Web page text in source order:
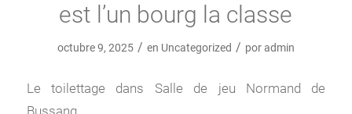
est l’un bourg la classe
octubre 9, 2025 / en Uncategorized / poradmin
Le toilettage dans Salle de jeu Normand de
Bussang